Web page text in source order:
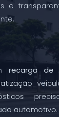
e
recarga de
automotivo.